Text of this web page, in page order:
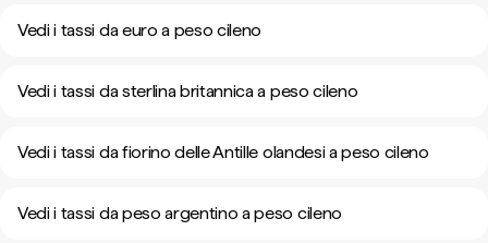
Vedi i tassi da euro a peso cileno
Vedi i tassi da sterlina britannica a peso cileno
Vedi i tassi da fiorino delle Antille olandesi a peso cileno
Vedi i tassi da peso argentino a peso cileno